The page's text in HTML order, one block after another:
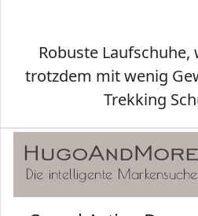
Robuste
trotzdem mit wenig
Trekking